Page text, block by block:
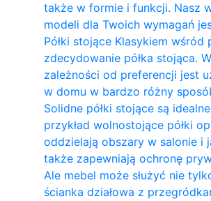
także w formie i funkcji. Nasz
modeli dla Twoich wymagań
Półki stojące Klasykiem wśród
zdecydowanie półka stojąca. W
zależności od preferencji jest
w domu w bardzo różny
Solidne półki stojące są
przykład wolnostojące półki
oddzielają obszary w salonie i
także zapewniają ochronę
Ale mebel może służyć nie
ścianka działowa z